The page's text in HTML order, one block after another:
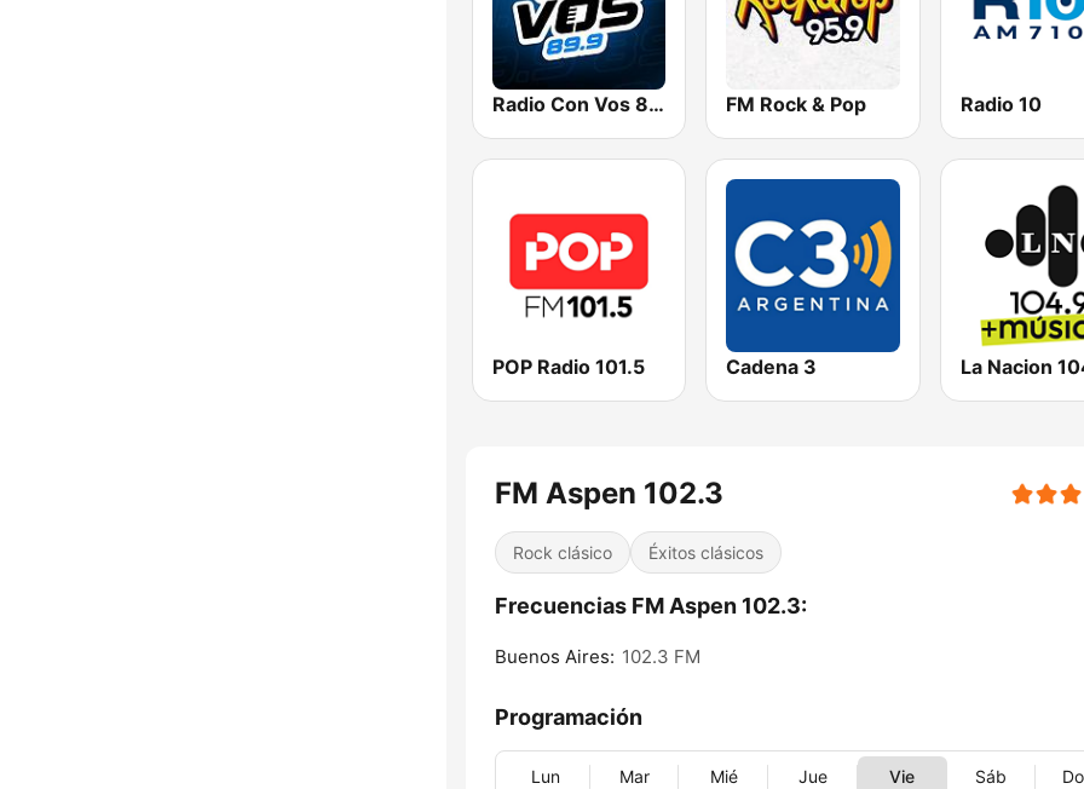
Radio Con Vos 89.9 FM Rock & Pop Radio 10
POP Radio 101.5 Cadena 3 La Nacion
FM Aspen 102.3
Rock clásico Éxitos clásicos
Frecuencias FM Aspen 102.3:
Buenos Aires: 102.3 FM
Programación
Lun Mar Mié Jue Vie Sáb